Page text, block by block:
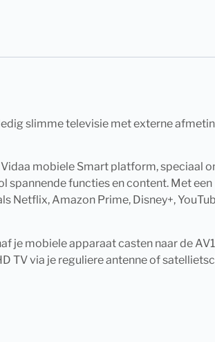
slimme televisie met externe
mobiele Smart platform, speciaal
spannende functies en content. Met een
Amazon Prime, Disney+,
je mobiele apparaat casten naar de
TV via je reguliere antenne of